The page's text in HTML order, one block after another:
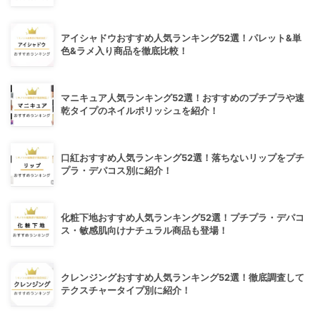
アイシャドウおすすめ人気ランキング52選！パレット&単
色&ラメ入り商品を徹底比較！
マニキュア人気ランキング52選！おすすめのプチプラや速
乾タイプのネイルポリッシュを紹介！
口紅おすすめ人気ランキング52選！落ちないリップをプチ
プラ・デパコス別に紹介！
化粧下地おすすめ人気ランキング52選！プチプラ・デパコ
ス・敏感肌向けナチュラル商品も登場！
クレンジングおすすめ人気ランキング52選！徹底調査して
テクスチャータイプ別に紹介！